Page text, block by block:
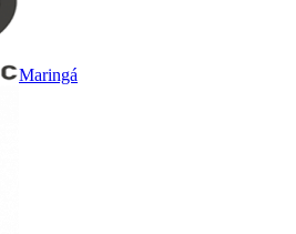
Maringá